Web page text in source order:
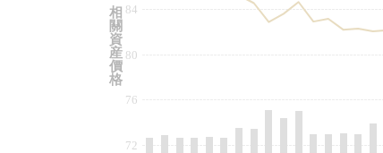
72
76
80
84
相
關
資
産
價
格